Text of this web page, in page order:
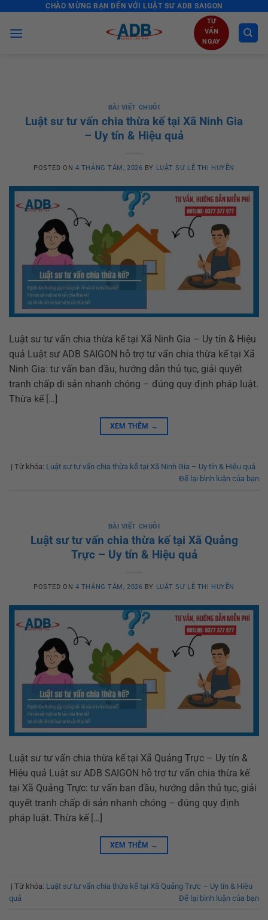
content
CHÀO MỪNG BẠN ĐẾN VỚI LUẬT SƯ ADB SAIGON
TƯ
VẤN
NGAY
BÀI VIẾT CHUỖI
Luật sư tư vấn chia thừa kế tại Xã Ninh Gia
– Uy tín & Hiệu quả
POSTED ON 4 THÁNG TÁM, 2026 BY LUẬT SƯ LÊ THỊ HUYỀN
Luật sư tư vấn chia thừa kế tại Xã Ninh Gia – Uy tín & Hiệu
quả Luật sư ADB SAIGON hỗ trợ tư vấn chia thừa kế tại Xã
Ninh Gia: tư vấn ban đầu, hướng dẫn thủ tục, giải quyết
tranh chấp di sản nhanh chóng – đúng quy định pháp luật.
Thừa kế […]
XEM THÊM →
| Từ khóa: Luật sư tư vấn chia thừa kế tại Xã Ninh Gia – Uy tín & Hiệu quả
Để lại bình luận của bạn
BÀI VIẾT CHUỖI
Luật sư tư vấn chia thừa kế tại Xã Quảng
Trực – Uy tín & Hiệu quả
POSTED ON 4 THÁNG TÁM, 2026 BY LUẬT SƯ LÊ THỊ HUYỀN
Luật sư tư vấn chia thừa kế tại Xã Quảng Trực – Uy tín &
Hiệu quả Luật sư ADB SAIGON hỗ trợ tư vấn chia thừa kế
tại Xã Quảng Trực: tư vấn ban đầu, hướng dẫn thủ tục, giải
quyết tranh chấp di sản nhanh chóng – đúng quy định
pháp luật. Thừa kế […]
XEM THÊM →
| Từ khóa: Luật sư tư vấn chia thừa kế tại Xã Quảng Trực – Uy tín & Hiệu
quả
Để lại bình luận của bạn